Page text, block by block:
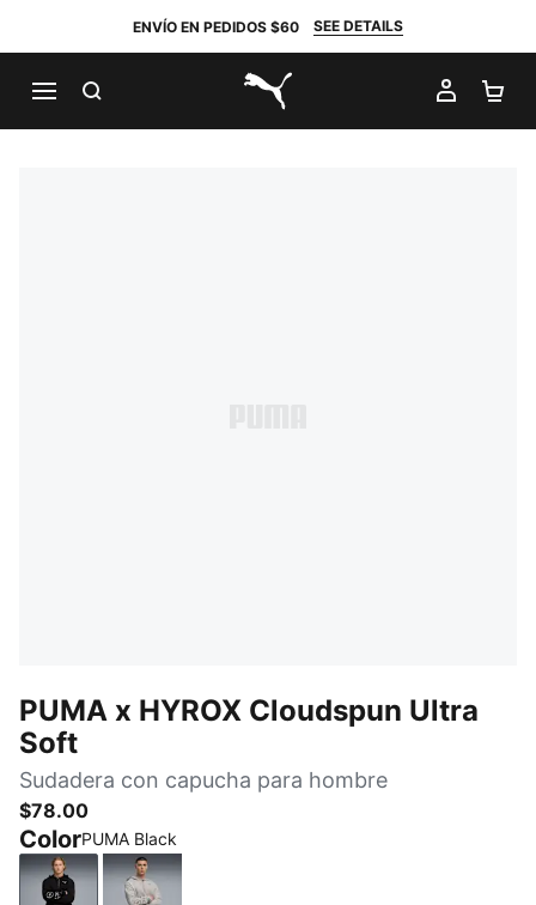
ENVÍO EN PEDIDOS $60 SEE DETAILS
PUMA.com
MI
PUMA x HYROX Cloudspun Ultra
Soft
Sudadera con capucha para hombre
$78.00
ColorPUMA Black